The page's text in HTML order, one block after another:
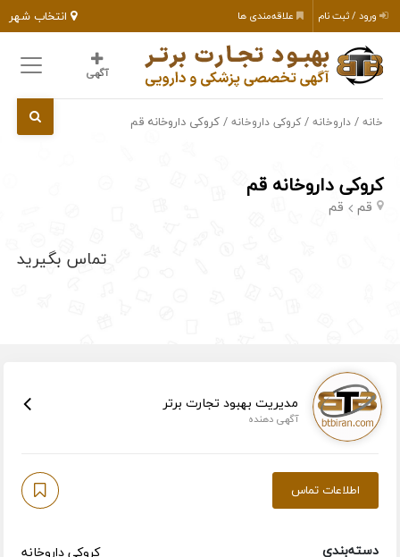
انتخاب شهر ورود / ثبت نام علاقه‌مندی ها
آگهی
خانه /داروخانه /کروکی داروخانه / کروکی داروخانه قم
کروکی داروخانه قم
قم قم
تماس بگیرید
مدیریت بهبود تجارت برتر
آگهی دهنده
اطلاعات تماس
دسته‌بندی
کروکی داروخانه